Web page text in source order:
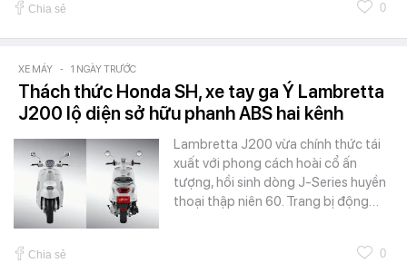
Chia sẻ 0
XE MÁY - 1 NGÀY TRƯỚC
Thách thức Honda SH, xe tay ga Ý Lambretta
J200 lộ diện sở hữu phanh ABS hai kênh
Lambretta J200 vừa chính thức tái
xuất với phong cách hoài cổ ấn
tượng, hồi sinh dòng J-Series huyền
thoại thập niên 60. Trang bị động…
Chia sẻ 0